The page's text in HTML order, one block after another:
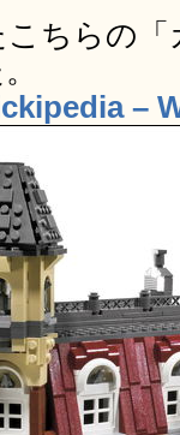
ちらの
–